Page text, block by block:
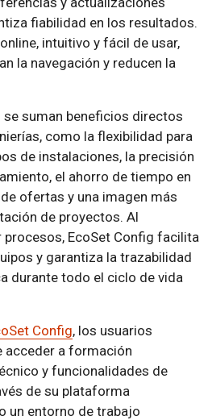
fiabilidad en los resultados.
intuitivo y fácil de usar,
la navegación y reducen la
suman beneficios directos
como la flexibilidad para
de instalaciones, la precisión
el ahorro de tiempo en
ofertas y una imagen más
de proyectos. Al
EcoSet Config facilita
y garantiza la trazabilidad
durante todo el ciclo de vida
Config, los usuarios
acceder a formación
y funcionalidades de
de su plataforma
un entorno de trabajo